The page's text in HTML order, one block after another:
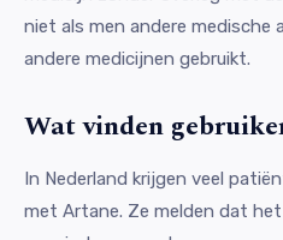
niet als men andere
andere medicijnen gebruikt.
Wat vinden
In Nederland krijgen veel
met Artane. Ze melden dat